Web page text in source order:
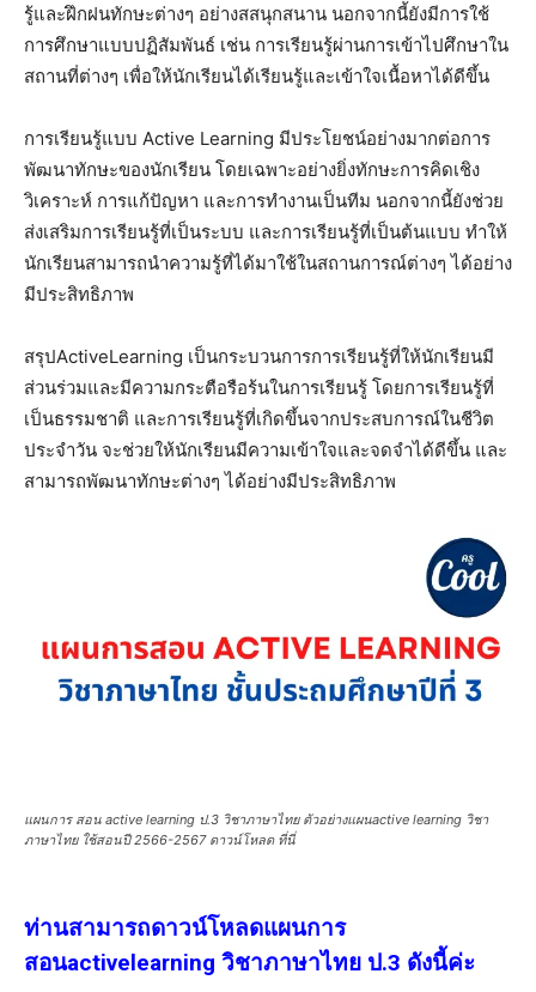
รู้และฝึกฝนทักษะต่างๆ อย่างสสนุกสนาน นอกจากนี้ยังมีการใช้
การศึกษาแบบปฏิสัมพันธ์ เช่น การเรียนรู้ผ่านการเข้าไปศึกษาใน
สถานที่ต่างๆ เพื่อให้นักเรียนได้เรียนรู้และเข้าใจเนื้อหาได้ดีขึ้น
การเรียนรู้แบบ Active Learning มีประโยชน์อย่างมากต่อการ
พัฒนาทักษะของนักเรียน โดยเฉพาะอย่างยิ่งทักษะการคิดเชิง
วิเคราะห์ การแก้ปัญหา และการทำงานเป็นทีม นอกจากนี้ยังช่วย
ส่งเสริมการเรียนรู้ที่เป็นระบบ และการเรียนรู้ที่เป็นต้นแบบ ทำให้
นักเรียนสามารถนำความรู้ที่ได้มาใช้ในสถานการณ์ต่างๆ ได้อย่าง
มีประสิทธิภาพ
สรุปActiveLearning เป็นกระบวนการการเรียนรู้ที่ให้นักเรียนมี
ส่วนร่วมและมีความกระตือรือร้นในการเรียนรู้ โดยการเรียนรู้ที่
เป็นธรรมชาติ และการเรียนรู้ที่เกิดขึ้นจากประสบการณ์ในชีวิต
ประจำวัน จะช่วยให้นักเรียนมีความเข้าใจและจดจำได้ดีขึ้น และ
สามารถพัฒนาทักษะต่างๆ ได้อย่างมีประสิทธิภาพ
แผนการ สอน active learning ป.3 วิชาภาษาไทย ตัวอย่างแผนactive learning วิชา
ภาษาไทย ใช้สอนปี 2566-2567 ดาวน์โหลด ที่นี่
ท่านสามารถดาวน์โหลดแผนการ
สอนactivelearning วิชาภาษาไทย ป.3 ดังนี้ค่ะ